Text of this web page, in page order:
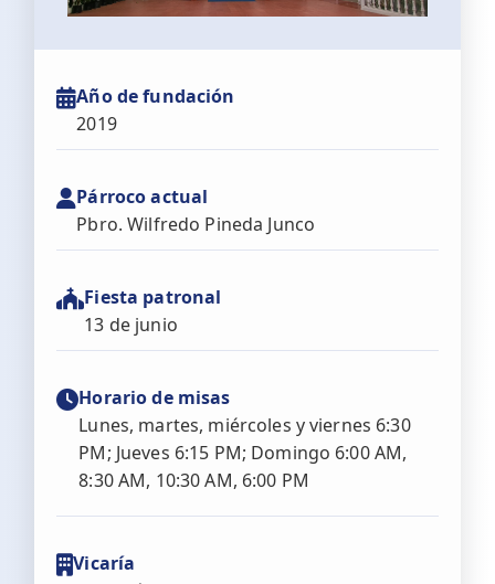
Año de fundación
2019
Párroco actual
Pbro. Wilfredo Pineda Junco
Fiesta patronal
13 de junio
Horario de misas
Lunes, martes, miércoles y viernes 6:30
PM; Jueves 6:15 PM; Domingo 6:00 AM,
8:30 AM, 10:30 AM, 6:00 PM
Vicaría